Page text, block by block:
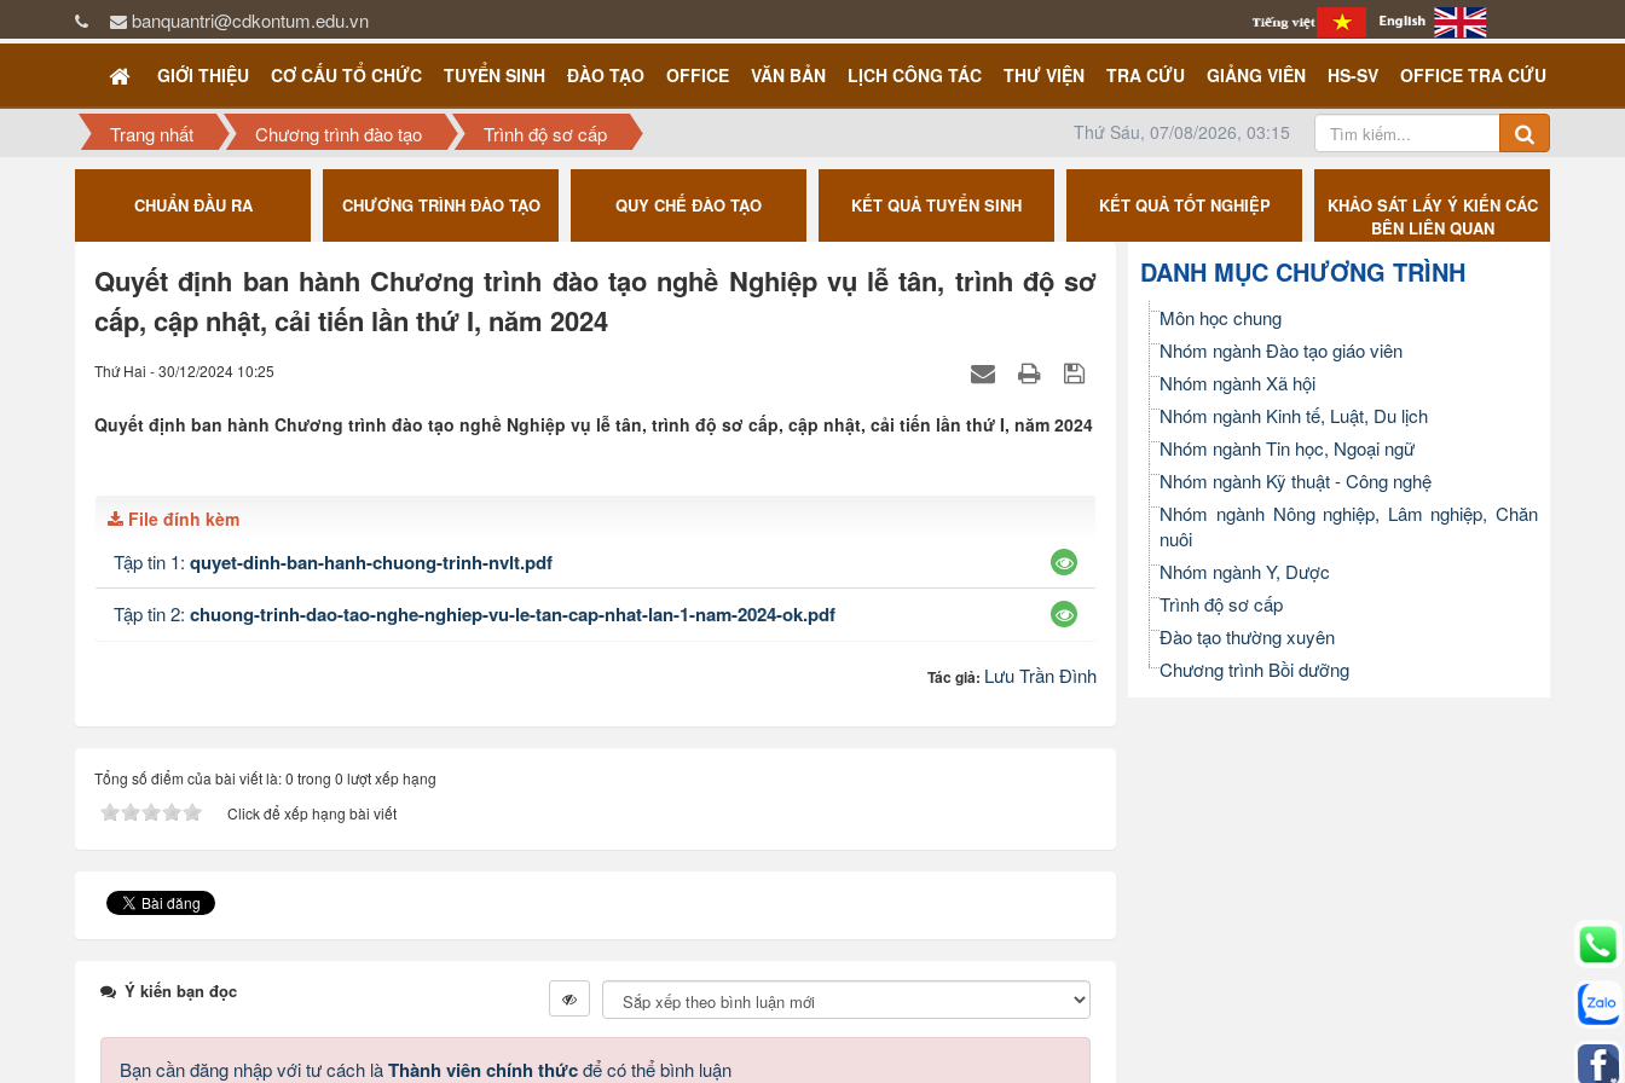
banquantri@cdkontum.edu.vn
GIỚI THIỆU CƠ CẤU TỔ CHỨC TUYỂN SINH ĐÀO TẠO OFFICE VĂN BẢN LỊCH CÔNG TÁC THƯ VIỆN TRA CỨU GIẢNG VIÊN HS-SV OFFICE TRA CỨU
Trang nhất Chương trình đào tạo Trình độ sơ cấp Thứ Sáu, 07/08/2026, 03:15
CHUẨN ĐẦU RA CHƯƠNG TRÌNH ĐÀO TẠO QUY CHẾ ĐÀO TẠO KẾT QUẢ TUYỂN SINH KẾT QUẢ TỐT NGHIỆP
KHẢO SÁT LẤY Ý KIẾN CÁC
BÊN LIÊN QUAN
Quyết định ban hành Chương trình đào tạo nghề Nghiệp vụ lễ tân, trình độ sơ
cấp, cập nhật, cải tiến lần thứ I, năm 2024
Thứ Hai - 30/12/2024 10:25
Quyết định ban hành Chương trình đào tạo nghề Nghiệp vụ lễ tân, trình độ sơ cấp, cập nhật, cải tiến lần thứ I, năm 2024
File đính kèm
Tập tin 1: quyet-dinh-ban-hanh-chuong-trinh-nvlt.pdf
Tập tin 2: chuong-trinh-dao-tao-nghe-nghiep-vu-le-tan-cap-nhat-lan-1-nam-2024-ok.pdf
Tác giả: Lưu Trần Đình
Tổng số điểm của bài viết là: 0 trong 0 lượt xếp hạng
Click để xếp hạng bài viết
Ý kiến bạn đọc
Bạn cần đăng nhập với tư cách làThành viên chính thứcđể có thể bình luận
DANH MỤC CHƯƠNG TRÌNH
Môn học chung
Nhóm ngành Đào tạo giáo viên
Nhóm ngành Xã hội
Nhóm ngành Kinh tế, Luật, Du lịch
Nhóm ngành Tin học, Ngoại ngữ
Nhóm ngành Kỹ thuật - Công nghệ
Nhóm ngành Nông nghiệp, Lâm nghiệp, Chăn
nuôi
Nhóm ngành Y, Dược
Trình độ sơ cấp
Đào tạo thường xuyên
Chương trình Bồi dưỡng